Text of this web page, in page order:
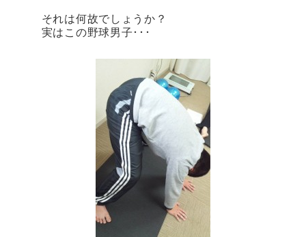
それは何故でしょうか？
実はこの野球男子･･･